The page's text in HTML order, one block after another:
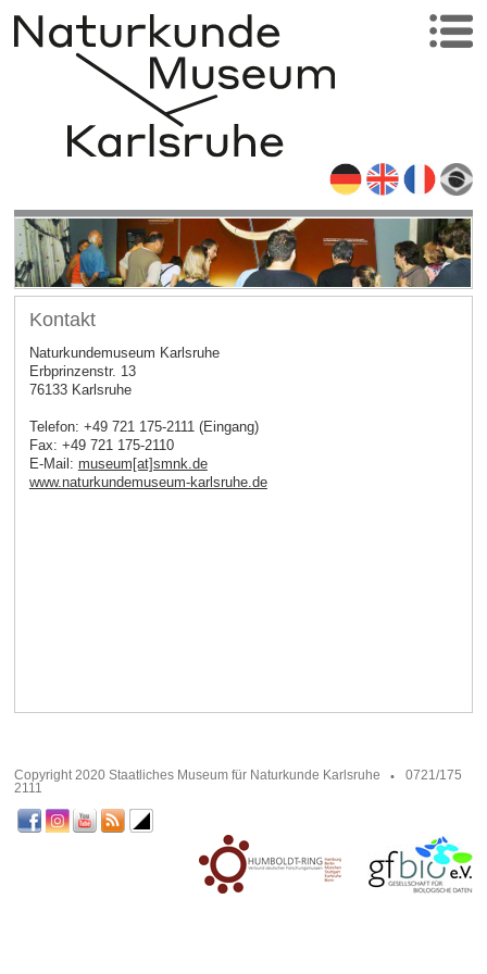
Kontakt
Naturkundemuseum Karlsruhe
Erbprinzenstr. 13
76133 Karlsruhe
Telefon: +49 721 175-2111 (Eingang)
Fax: +49 721 175-2110
E-Mail: museum[at]smnk.de
www.naturkundemuseum-karlsruhe.de
Copyright 2020 Staatliches Museum für Naturkunde Karlsruhe
0721/175
2111